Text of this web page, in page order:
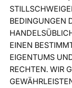
BEDINGUNGEN
EINEN
EIGENTUMS
RECHTEN. WIR